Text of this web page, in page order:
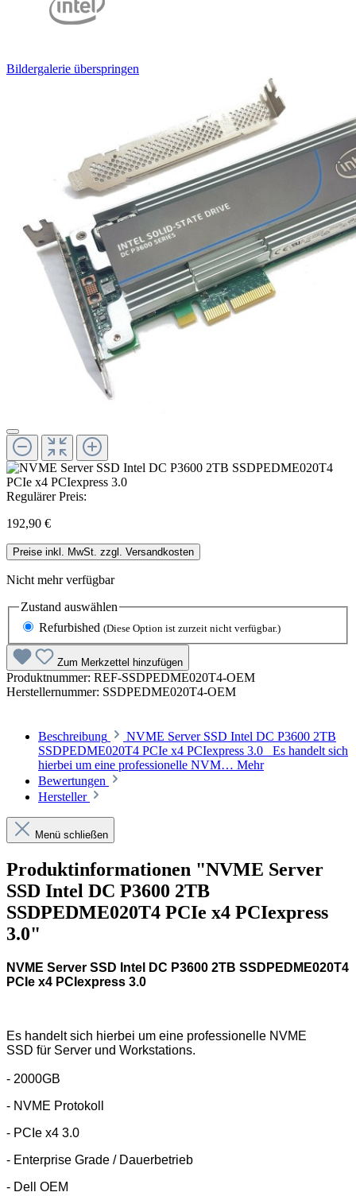
Bildergalerie überspringen
Regulärer Preis:
192,90 €
Preise inkl. MwSt. zzgl. Versandkosten
Nicht mehr verfügbar
Zustand auswählen
Refurbished (Diese Option ist zurzeit nicht verfügbar.)
Zum Merkzettel hinzufügen
Produktnummer: REF-SSDPEDME020T4-OEM
Herstellernummer: SSDPEDME020T4-OEM
Beschreibung
NVME Server SSD Intel DC P3600 2TB
SSDPEDME020T4 PCIe x4 PCIexpress 3.0 Es handelt sich
hierbei um eine professionelle NVM… Mehr
Bewertungen
Hersteller
Menü schließen
Produktinformationen "NVME Server
SSD Intel DC P3600 2TB
SSDPEDME020T4 PCIe x4 PCIexpress
3.0"
NVME Server SSD Intel DC P3600 2TB SSDPEDME020T4
PCIe x4 PCIexpress 3.0
Es handelt sich hierbei um eine professionelle NVME
SSD für Server und Workstations.
- 2000GB
- NVME Protokoll
- PCIe x4 3.0
- Enterprise Grade / Dauerbetrieb
- Dell OEM